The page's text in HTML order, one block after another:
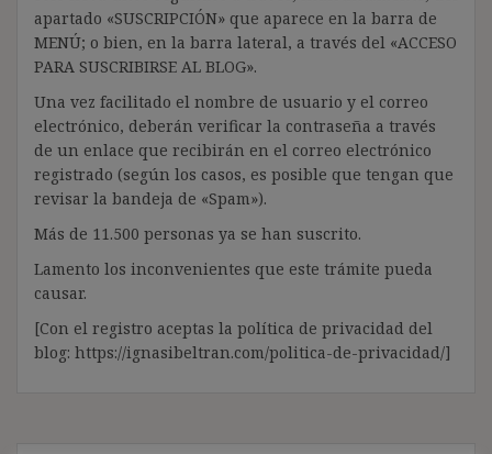
apartado «SUSCRIPCIÓN» que aparece en la barra de
MENÚ; o bien, en la barra lateral, a través del «ACCESO
PARA SUSCRIBIRSE AL BLOG».
Una vez facilitado el nombre de usuario y el correo
electrónico, deberán verificar la contraseña a través
de un enlace que recibirán en el correo electrónico
registrado (según los casos, es posible que tengan que
revisar la bandeja de «Spam»).
Más de 11.500 personas ya se han suscrito.
Lamento los inconvenientes que este trámite pueda
causar.
[Con el registro aceptas la política de privacidad del
blog: https://ignasibeltran.com/politica-de-privacidad/]